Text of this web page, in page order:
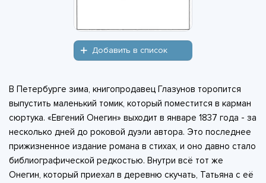
Добавить в список
В Петербурге зима, книгопродавец Глазунов торопится
выпустить маленький томик, который поместится в карман
сюртука. «Евгений Онегин» выходит в январе 1837 года - за
несколько дней до роковой дуэли автора. Это последнее
прижизненное издание романа в стихах, и оно давно стало
библиографической редкостью. Внутри всё тот же
Онегин, который приехал в деревню скучать, Татьяна с её